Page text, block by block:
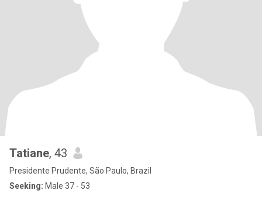
Tatiane, 43
Presidente Prudente, São Paulo, Brazil
Seeking: Male 37 - 53